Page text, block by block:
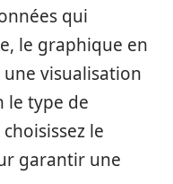
qui
le graphique en
visualisation
le type de
le
garantir une